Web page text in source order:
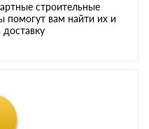
строительные
вам найти их и
доставку